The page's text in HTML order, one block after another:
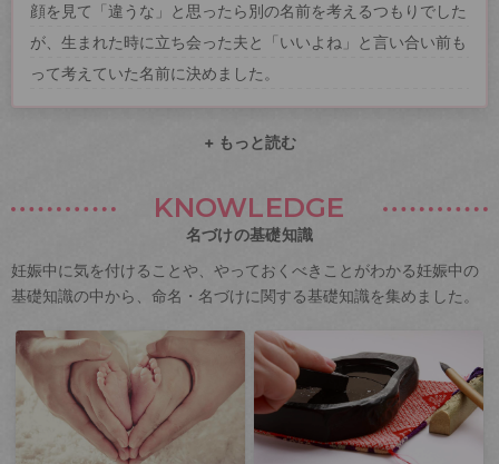
顔を見て「違うな」と思ったら別の名前を考えるつもりでした
が、生まれた時に立ち会った夫と「いいよね」と言い合い前も
って考えていた名前に決めました。
+ もっと読む
KNOWLEDGE
名づけの基礎知識
妊娠中に気を付けることや、やっておくべきことがわかる妊娠中の
基礎知識の中から、命名・名づけに関する基礎知識を集めました。